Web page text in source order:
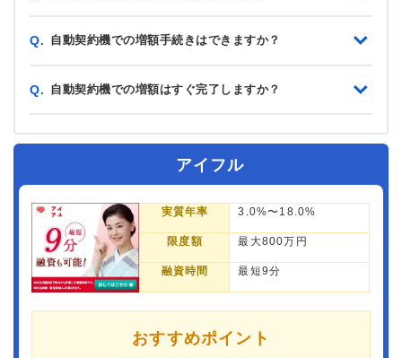
Q. 自動契約機での増額手続きはできますか？
Q. 自動契約機での増額はすぐ完了しますか？
アイフル
実質年率 3.0%〜18.0%
限度額 最大800万円
融資時間 最短9分
おすすめポイント